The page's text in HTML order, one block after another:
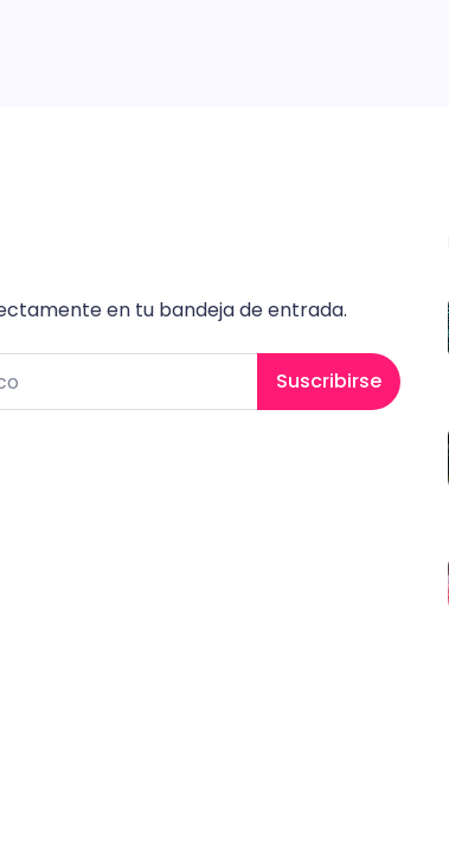
en tu bandeja de entrada.
Suscribirse